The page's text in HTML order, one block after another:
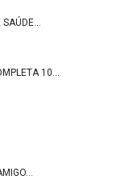
SAÚDE…
10…